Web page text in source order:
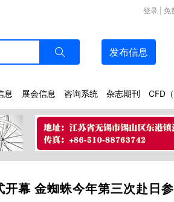
登录 免
发布信息
息 展会信息 咨询系统 杂志期刊 CFD（
幕 金蜘蛛今年第三次赴日参